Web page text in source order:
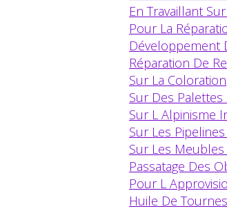
En Travaillant
Pour La
Développement
Réparation De
Sur La Coloration
Sur Des Palettes
Sur L Alpinisme
Sur Les
Sur Les Meubles
Passatage Des
Pour L
Huile De